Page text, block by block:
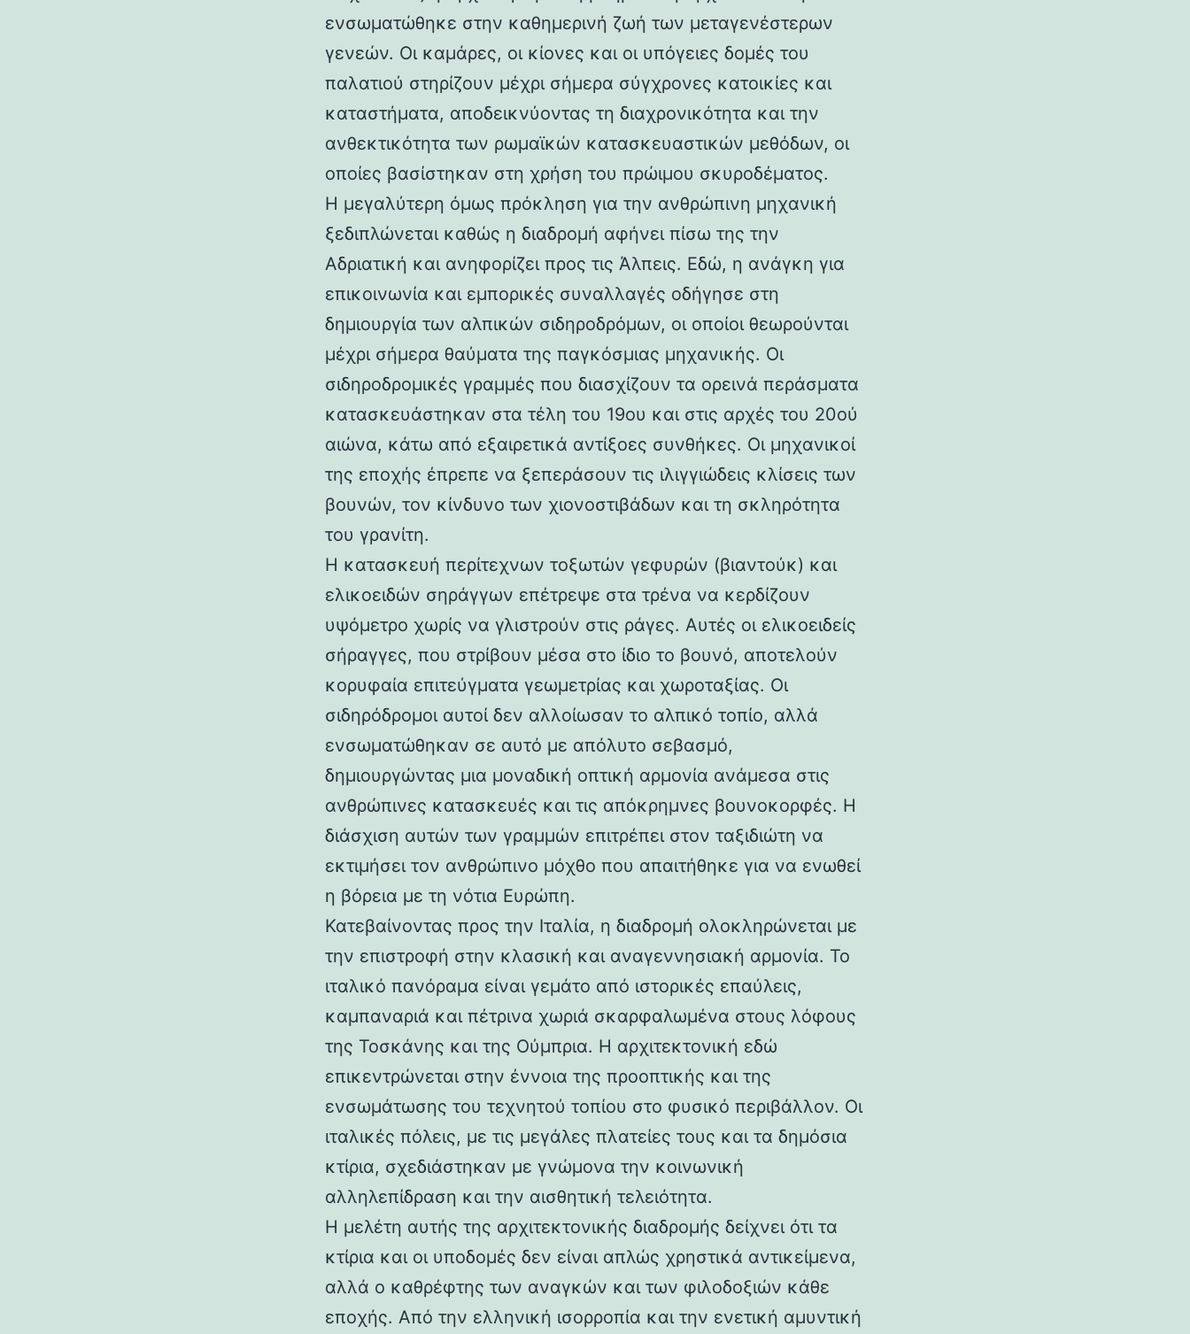
ενσωματώθηκε στην καθημερινή ζωή των μεταγενέστερων
γενεών. Οι καμάρες, οι κίονες και οι υπόγειες δομές του
παλατιού στηρίζουν μέχρι σήμερα σύγχρονες κατοικίες και
καταστήματα, αποδεικνύοντας τη διαχρονικότητα και την
ανθεκτικότητα των ρωμαϊκών κατασκευαστικών μεθόδων, οι
οποίες βασίστηκαν στη χρήση του πρώιμου σκυροδέματος.
Η μεγαλύτερη όμως πρόκληση για την ανθρώπινη μηχανική
ξεδιπλώνεται καθώς η διαδρομή αφήνει πίσω της την
Αδριατική και ανηφορίζει προς τις Άλπεις. Εδώ, η ανάγκη για
επικοινωνία και εμπορικές συναλλαγές οδήγησε στη
δημιουργία των αλπικών σιδηροδρόμων, οι οποίοι θεωρούνται
μέχρι σήμερα θαύματα της παγκόσμιας μηχανικής. Οι
σιδηροδρομικές γραμμές που διασχίζουν τα ορεινά περάσματα
κατασκευάστηκαν στα τέλη του 19ου και στις αρχές του 20ού
αιώνα, κάτω από εξαιρετικά αντίξοες συνθήκες. Οι μηχανικοί
της εποχής έπρεπε να ξεπεράσουν τις ιλιγγιώδεις κλίσεις των
βουνών, τον κίνδυνο των χιονοστιβάδων και τη σκληρότητα
του γρανίτη.
Η κατασκευή περίτεχνων τοξωτών γεφυρών (βιαντούκ) και
ελικοειδών σηράγγων επέτρεψε στα τρένα να κερδίζουν
υψόμετρο χωρίς να γλιστρούν στις ράγες. Αυτές οι ελικοειδείς
σήραγγες, που στρίβουν μέσα στο ίδιο το βουνό, αποτελούν
κορυφαία επιτεύγματα γεωμετρίας και χωροταξίας. Οι
σιδηρόδρομοι αυτοί δεν αλλοίωσαν το αλπικό τοπίο, αλλά
ενσωματώθηκαν σε αυτό με απόλυτο σεβασμό,
δημιουργώντας μια μοναδική οπτική αρμονία ανάμεσα στις
ανθρώπινες κατασκευές και τις απόκρημνες βουνοκορφές. Η
διάσχιση αυτών των γραμμών επιτρέπει στον ταξιδιώτη να
εκτιμήσει τον ανθρώπινο μόχθο που απαιτήθηκε για να ενωθεί
η βόρεια με τη νότια Ευρώπη.
Κατεβαίνοντας προς την Ιταλία, η διαδρομή ολοκληρώνεται με
την επιστροφή στην κλασική και αναγεννησιακή αρμονία. Το
ιταλικό πανόραμα είναι γεμάτο από ιστορικές επαύλεις,
καμπαναριά και πέτρινα χωριά σκαρφαλωμένα στους λόφους
της Τοσκάνης και της Ούμπρια. Η αρχιτεκτονική εδώ
επικεντρώνεται στην έννοια της προοπτικής και της
ενσωμάτωσης του τεχνητού τοπίου στο φυσικό περιβάλλον. Οι
ιταλικές πόλεις, με τις μεγάλες πλατείες τους και τα δημόσια
κτίρια, σχεδιάστηκαν με γνώμονα την κοινωνική
αλληλεπίδραση και την αισθητική τελειότητα.
Η μελέτη αυτής της αρχιτεκτονικής διαδρομής δείχνει ότι τα
κτίρια και οι υποδομές δεν είναι απλώς χρηστικά αντικείμενα,
αλλά ο καθρέφτης των αναγκών και των φιλοδοξιών κάθε
εποχής. Από την ελληνική ισορροπία και την ενετική αμυντική